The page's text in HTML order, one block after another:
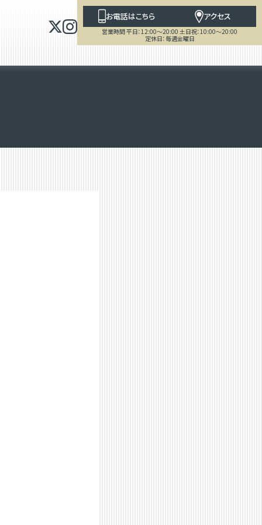
お電話はこちら アクセス
営業時間 平日：12:00～20:00 土日祝：10:00～20:00
定休日：毎週金曜日